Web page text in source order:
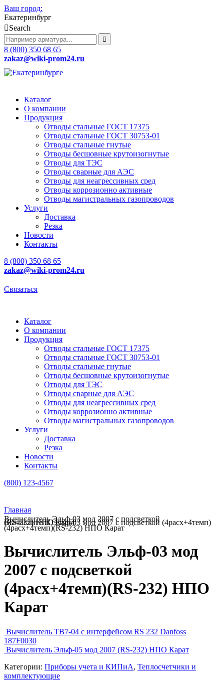
Ваш город:
Екатеринбург
Search
8 (800) 350 68 65
zakaz@wiki-prom24.ru
Каталог
О компании
Продукция
Отводы стальные ГОСТ 17375
Отводы стальные ГОСТ 30753-01
Отводы стальные гнутые
Отводы бесшовные крутоизогнутые
Отводы для ТЭС
Отводы сварные для АЭС
Отводы для неагрессивных сред
Отводы коррозионно активные
Отводы магистральных газопроводов
Услуги
Доставка
Резка
Новости
Контакты
8 (800) 350 68 65
zakaz@wiki-prom24.ru
Связаться
Каталог
О компании
Продукция
Отводы стальные ГОСТ 17375
Отводы стальные ГОСТ 30753-01
Отводы стальные гнутые
Отводы бесшовные крутоизогнутые
Отводы для ТЭС
Отводы сварные для АЭС
Отводы для неагрессивных сред
Отводы коррозионно активные
Отводы магистральных газопроводов
Услуги
Доставка
Резка
Новости
Контакты
(800) 123-4567
Главная
Вычислитель Эльф-03 мод 2007 с подсветкой
(4расх+4темп)(RS-232) НПО Карат
Вычислитель Эльф-03 мод 2007 с подсветкой (4расх+4темп)(RS-232) НПО Карат
Вычислитель Эльф-03 мод
2007 с подсветкой
(4расх+4темп)(RS-232) НПО
Карат
Вычислитель ТВ7-04 с интерфейсом RS 232 Danfoss
187F0030
Вычислитель Эльф-05 мод 2007 (RS-232) НПО Карат
Категории: Приборы учета и КИПиА, Теплосчетчики и
комплектующие